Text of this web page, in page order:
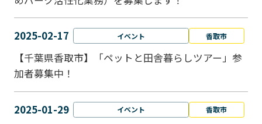
2025-02-17 イベント 香取市
【千葉県香取市】「ペットと⽥舎暮らしツアー」参
加者募集中！
2025-01-29 イベント 香取市